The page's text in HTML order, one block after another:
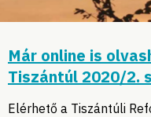
Már online is
Tiszántúl 2020/2.
Elérhető a Tiszántúli